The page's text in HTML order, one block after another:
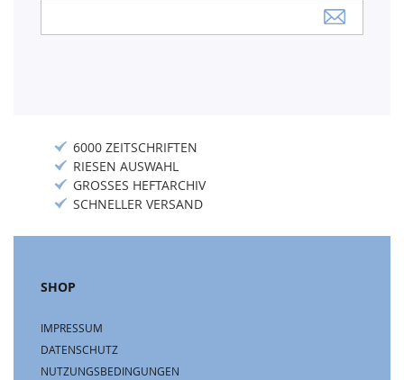
Newsletter:
6000 ZEITSCHRIFTEN
RIESEN AUSWAHL
GROSSES HEFTARCHIV
SCHNELLER VERSAND
SHOP
IMPRESSUM
DATENSCHUTZ
NUTZUNGSBEDINGUNGEN